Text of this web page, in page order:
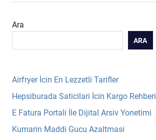
Ara
ARA
Airfryer İcin En Lezzetli Tarifler
Hepsiburada Saticilari İcin Kargo Rehberi
E Fatura Portali İle Dijital Arsiv Yonetimi
Kumarin Maddi Gucu Azaltmasi